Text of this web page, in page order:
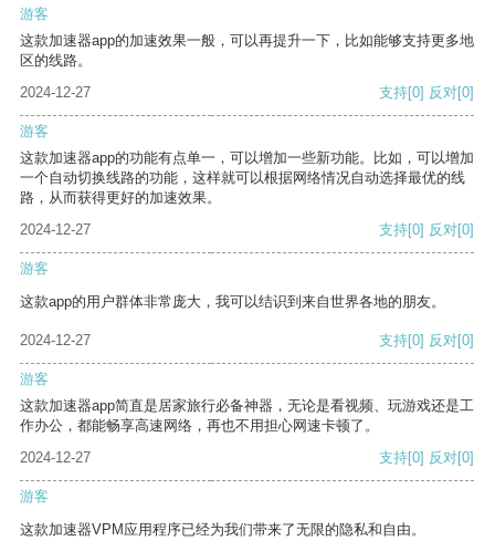
游客
这款加速器app的加速效果一般，可以再提升一下，比如能够支持更多地
区的线路。
2024-12-27
支持[0] 反对[0]
游客
这款加速器app的功能有点单一，可以增加一些新功能。比如，可以增加
一个自动切换线路的功能，这样就可以根据网络情况自动选择最优的线
路，从而获得更好的加速效果。
2024-12-27
支持[0] 反对[0]
游客
这款app的用户群体非常庞大，我可以结识到来自世界各地的朋友。
2024-12-27 支持[0] 反对[0]
游客
这款加速器app简直是居家旅行必备神器，无论是看视频、玩游戏还是工
作办公，都能畅享高速网络，再也不用担心网速卡顿了。
2024-12-27
支持[0] 反对[0]
游客
这款加速器VPM应用程序已经为我们带来了无限的隐私和自由。